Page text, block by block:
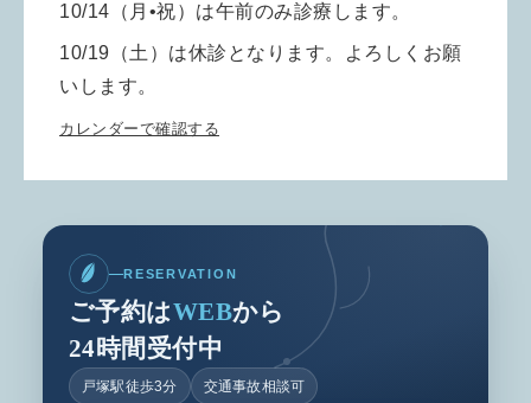
10/14（月•祝）は午前のみ診療します。
10/19（土）は休診となります。よろしくお願
いします。
カレンダーで確認する
RESERVATION
ご予約はWEBから
24時間受付中
戸塚駅徒歩3分 交通事故相談可